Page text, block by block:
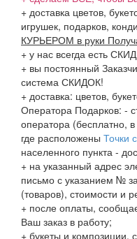
+ доставка цветов,
игрушек, подарков,
КУРЬЕРОМ в руки
+ у нас всегда есть
+ вы постоянный
система СКИДОК!
+ доставка: цветов,
Оператора Подарков: -
оператора (бесплатно,
где расположены Точки
населенного пункта -
+ на указанный адрес
письмо с указанием №
(товаров), стоимости и
+ после оплаты,
Ваш заказ в работу;
+ букеты и композиции,